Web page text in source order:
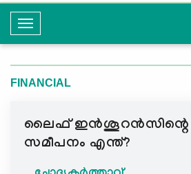
T
o
g
l
N
a
FINANCIAL
ലൈഫ് ഇന്‍ശൂറന്‍സിന്റെ
സമീപനം എന്ത്?